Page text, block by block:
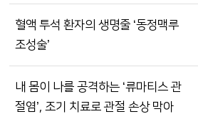
혈액 투석 환자의 생명줄 ‘동정맥루
조성술’
내 몸이 나를 공격하는 ‘류마티스 관
절염’, 조기 치료로 관절 손상 막아